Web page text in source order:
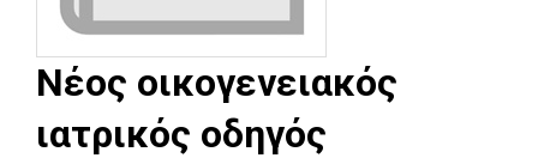
Νέος οικογενειακός
ιατρικός οδηγός